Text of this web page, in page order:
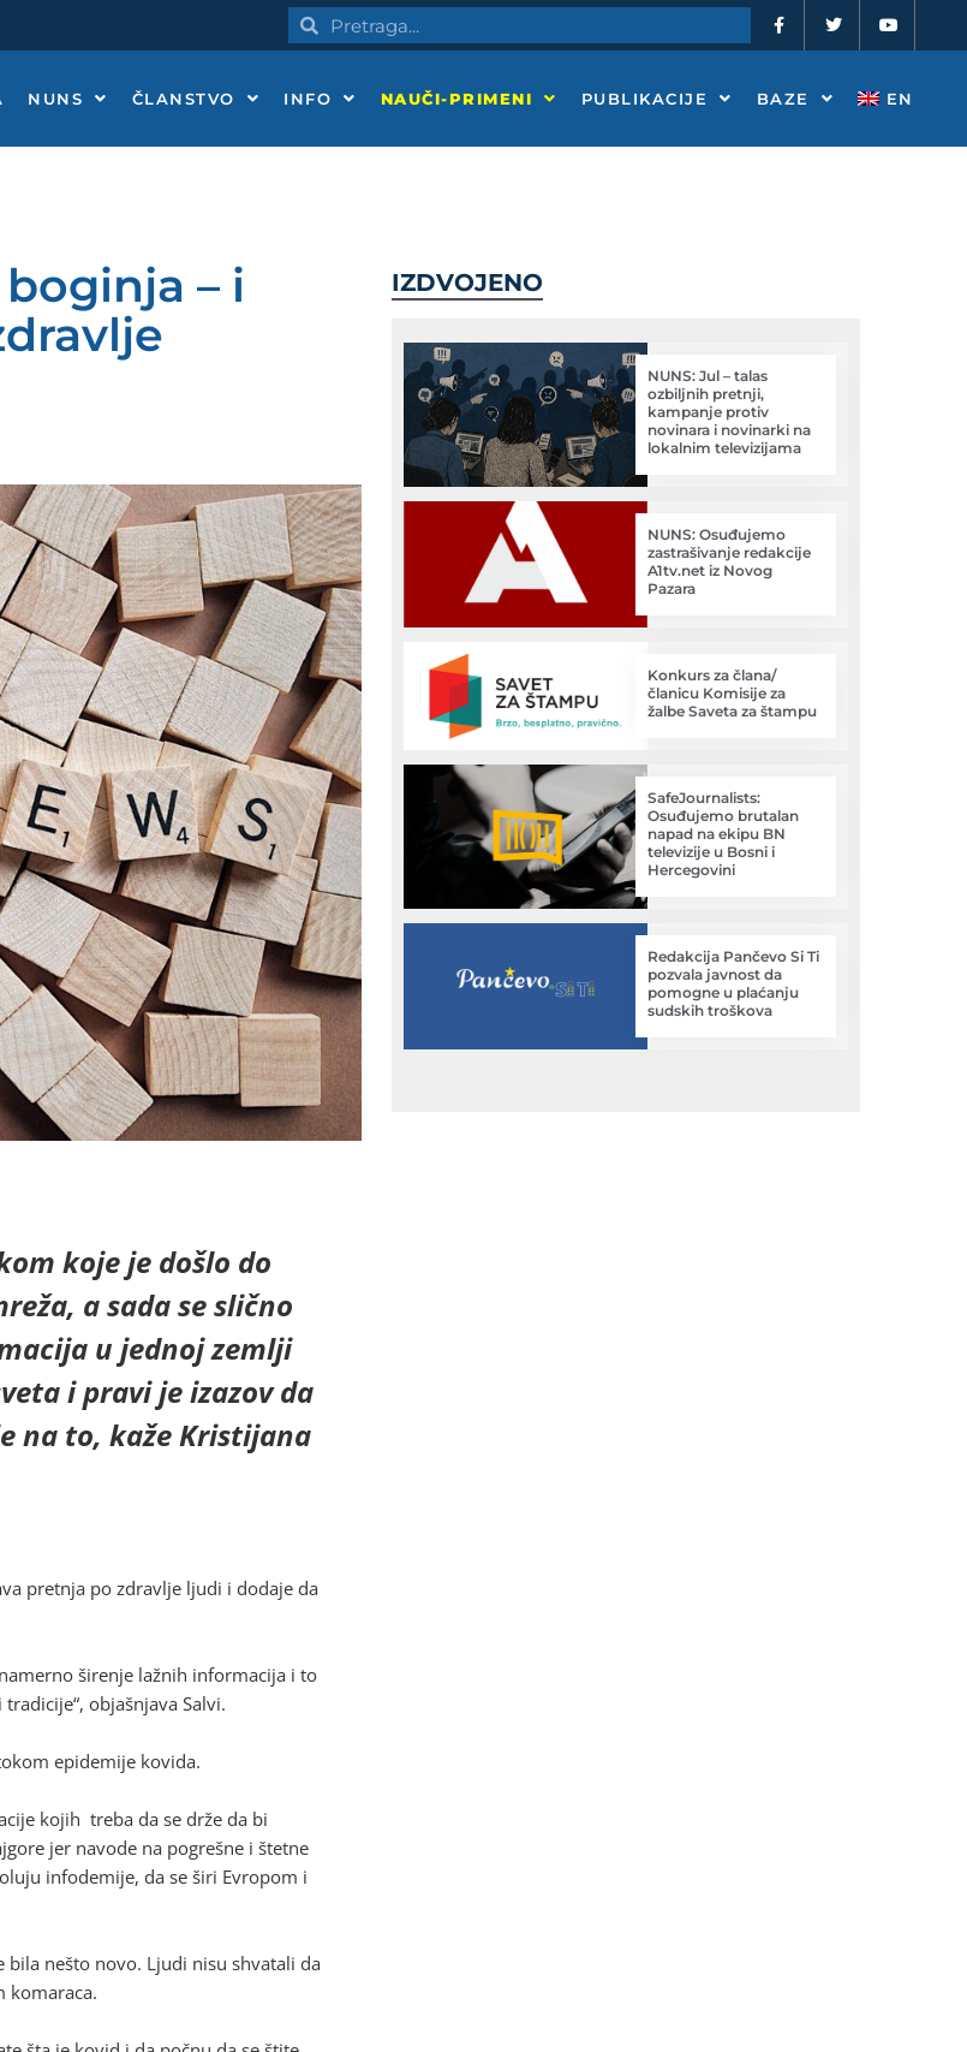
PretragaPretraga a
c
e
o
o
-
w
t
e
o
t
b
e
NUNS ČLANSTVO INFO NAUČI-PRIMENI PUBLIKACIJE BAZE EN
– i
koje je došlo do
a sada se slično
u jednoj zemlji
i pravi je izazov da
na to, kaže Kristijana
pretnja po zdravlje ljudi i dodaje da
širenje lažnih informacija i to
objašnjava Salvi.
epidemije kovida.
kojih treba da se drže da bi
jer navode na pogrešne i štetne
infodemije, da se širi Evropom i
nešto novo. Ljudi nisu shvatali da
komaraca.
IZDVOJENO
NUNS: Jul – talas
ozbiljnih pretnji,
kampanje protiv
novinara i novinarki na
lokalnim televizijama
NUNS: Osuđujemo
zastrašivanje redakcije
A1tv.net iz Novog
Pazara
Konkurs za člana/
članicu Komisije za
žalbe Saveta za štampu
SafeJournalists:
Osuđujemo brutalan
napad na ekipu BN
televizije u Bosni i
Hercegovini
Redakcija Pančevo Si Ti
pozvala javnost da
pomogne u plaćanju
sudskih troškova